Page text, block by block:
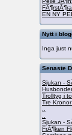
EN NY
Nytt i
Inga just
Senaste
Sjukan -
Trolltyg i
Tre
Sjukan -
FrÃ¶ken